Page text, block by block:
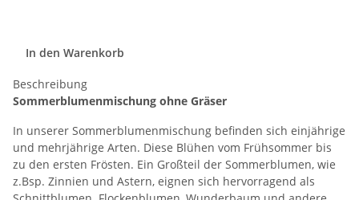
In den Warenkorb
Beschreibung
Sommerblumenmischung ohne Gräser
In unserer Sommerblumenmischung befinden sich einjährige
und mehrjährige Arten. Diese Blühen vom Frühsommer bis
zu den ersten Frösten. Ein Großteil der Sommerblumen, wie
z.Bsp. Zinnien und Astern, eignen sich hervorragend als